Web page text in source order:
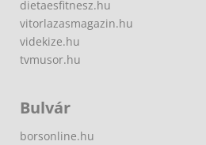
dietaesfitnesz.hu
vitorlazasmagazin.hu
videkize.hu
tvmusor.hu
Bulvár
borsonline.hu